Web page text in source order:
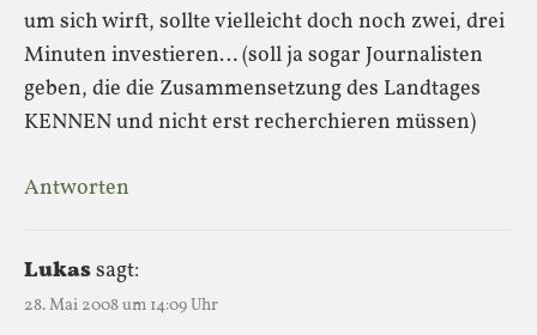
um sich wirft, sollte vielleicht doch noch zwei, drei
Minuten investieren… (soll ja sogar Journalisten
geben, die die Zusammensetzung des Landtages
KENNEN und nicht erst recherchieren müssen)
Antworten
Lukassagt:
28. Mai 2008 um 14:09 Uhr